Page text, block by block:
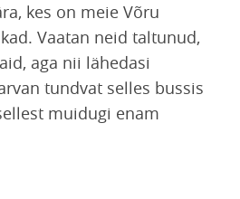
kes on meie Võru
Vaatan neid taltunud,
aga nii lähedasi
tundvat selles bussis
muidugi enam